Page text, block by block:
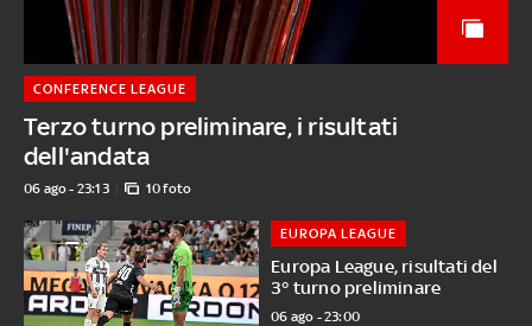
Terzo turno preliminare, i risultati
dell'andata
CONFERENCE LEAGUE
06 ago - 23:13 10 foto
Europa League, risultati del
3° turno preliminare
EUROPA LEAGUE
06 ago - 23:00